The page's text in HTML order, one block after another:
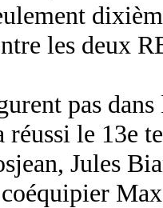
les deux
pas
réussi le 13e
Jules